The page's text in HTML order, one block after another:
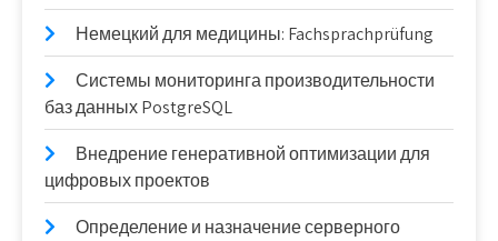
Немецкий для медицины: Fachsprachprüfung
Системы мониторинга производительности
баз данных PostgreSQL
Внедрение генеративной оптимизации для
цифровых проектов
Определение и назначение серверного